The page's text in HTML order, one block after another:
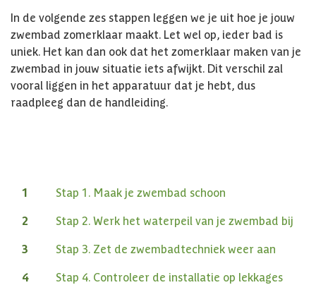
In de volgende zes stappen leggen we je uit hoe je jouw
zwembad zomerklaar maakt. Let wel op, ieder bad is
uniek. Het kan dan ook dat het zomerklaar maken van je
zwembad in jouw situatie iets afwijkt. Dit verschil zal
vooral liggen in het apparatuur dat je hebt, dus
raadpleeg dan de handleiding.
Stap 1. Maak je zwembad schoon
Stap 2. Werk het waterpeil van je zwembad bij
Stap 3. Zet de zwembadtechniek weer aan
Stap 4. Controleer de installatie op lekkages